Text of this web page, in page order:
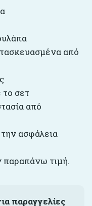
από
σετ
από
ασφάλεια
παραπάνω τιμή.
παραγγελίες